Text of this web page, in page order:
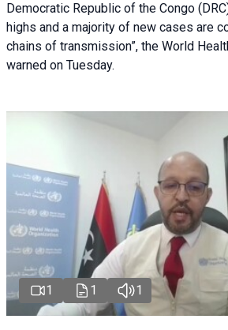
Democratic Republic of the Congo
highs and a majority of new cases are
chains of transmission”, the World
warned on Tuesday.
1 1 1